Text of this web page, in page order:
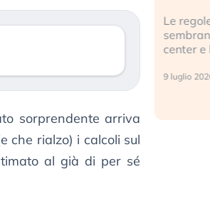
sorprendente arriva
che rialzo) i calcoli sul
al già di per sé
rischio geopolitico: il (…)
Le
center e
9 luglio